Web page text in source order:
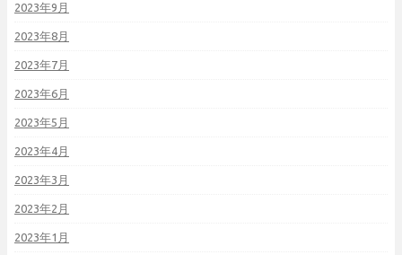
2023年9月
2023年8月
2023年7月
2023年6月
2023年5月
2023年4月
2023年3月
2023年2月
2023年1月